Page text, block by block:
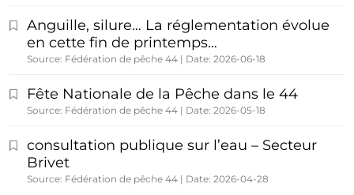
Anguille, silure… La réglementation évolue
en cette fin de printemps…
Source: Fédération de pêche 44 Date: 2026-06-18
Fête Nationale de la Pêche dans le 44
Source: Fédération de pêche 44 Date: 2026-05-18
consultation publique sur l’eau – Secteur
Brivet
Source: Fédération de pêche 44 Date: 2026-04-28